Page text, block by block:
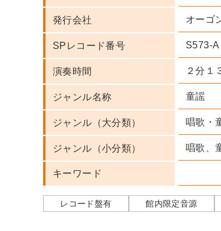
発行会社 オーゴ
SPレコード番号 S573-A
演奏時間 ２分１
ジャンル名称 童謡
ジャンル（大分類） 唱歌・
ジャンル（小分類） 唱歌、
キーワード
レコード盤有 館内限定音源